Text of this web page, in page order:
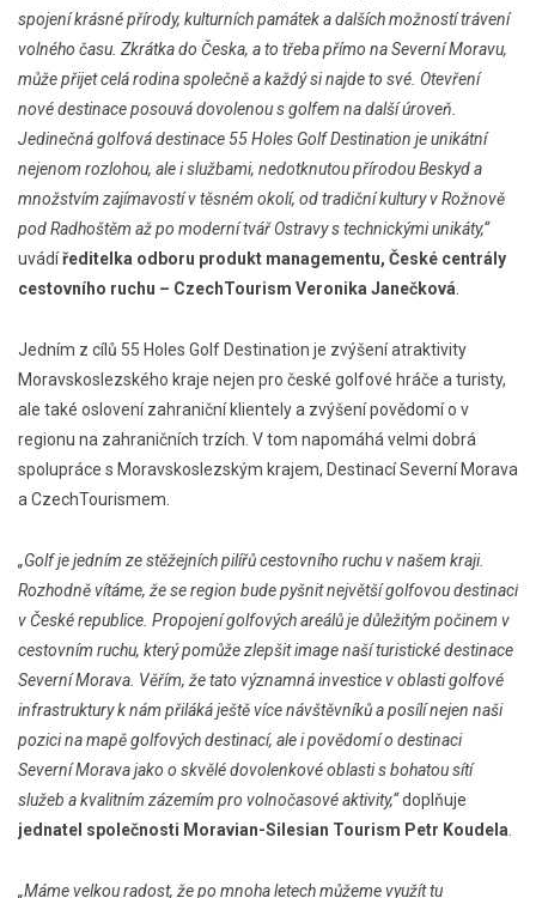
spojení krásné přírody, kulturních památek a dalších možností trávení
volného času. Zkrátka do Česka, a to třeba přímo na Severní Moravu,
může přijet celá rodina společně a každý si najde to své. Otevření
nové destinace posouvá dovolenou s golfem na další úroveň.
Jedinečná golfová destinace 55 Holes Golf Destination je unikátní
nejenom rozlohou, ale i službami, nedotknutou přírodou Beskyd a
množstvím zajímavostí v těsném okolí, od tradiční kultury v Rožnově
pod Radhoštěm až po moderní tvář Ostravy s technickými unikáty,“
uvádíředitelka odboru produkt managementu, České centrály
cestovního ruchu – CzechTourism Veronika Janečková
Jedním z cílů 55 Holes Golf Destination je zvýšení atraktivity
Moravskoslezského kraje nejen pro české golfové hráče a turisty,
ale také oslovení zahraniční klientely a zvýšení povědomí o v
regionu na zahraničních trzích. V tom napomáhá velmi dobrá
spolupráce s Moravskoslezským krajem, Destinací Severní Morava
a CzechTourismem.
„Golf je jedním ze stěžejních pilířů cestovního ruchu v našem kraji.
Rozhodně vítáme, že se region bude pyšnit největší golfovou destinací
v České republice. Propojení golfových areálů je důležitým počinem v
cestovním ruchu, který pomůže zlepšit image naší turistické destinace
Severní Morava. Věřím, že tato významná investice v oblasti golfové
infrastruktury k nám přiláká ještě více návštěvníků a posílí nejen naši
pozici na mapě golfových destinací, ale i povědomí o destinaci
Severní Morava jako o skvělé dovolenkové oblasti s bohatou sítí
služeb a kvalitním zázemím pro volnočasové aktivity,“doplňuje
jednatel společnosti Moravian-Silesian Tourism Petr Koudela
„Máme velkou radost, že po mnoha letech můžeme využít tu